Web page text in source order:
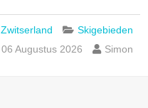
Zwitserland
Skigebieden
Augustus 2026
Simon